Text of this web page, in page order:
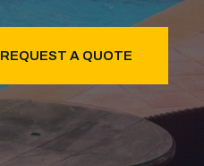
REQUEST A QUOTE